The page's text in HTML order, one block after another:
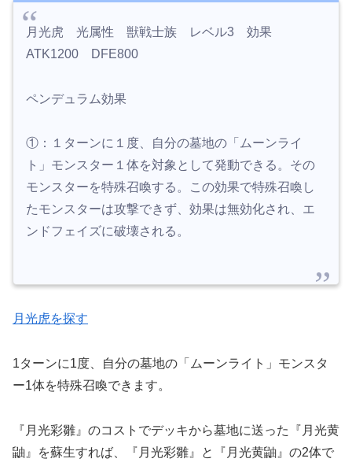
月光虎 光属性 獣戦士族 レベル3 効果
ATK1200 DFE800
ペンデュラム効果
①：１ターンに１度、自分の墓地の「ムーンライ
ト」モンスター１体を対象として発動できる。その
モンスターを特殊召喚する。この効果で特殊召喚し
たモンスターは攻撃できず、効果は無効化され、エ
ンドフェイズに破壊される。
月光虎を探す
1ターンに1度、自分の墓地の「ムーンライト」モンスタ
ー1体を特殊召喚できます。
『月光彩雛』のコストでデッキから墓地に送った『月光黄
鼬』を蘇生すれば、『月光彩雛』と『月光黄鼬』の2体で